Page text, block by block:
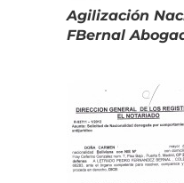
Agilización
FBernal